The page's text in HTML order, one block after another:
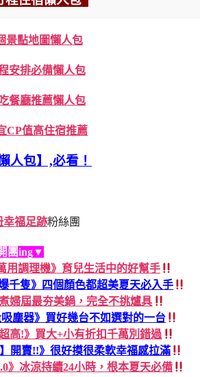
景點地圖懶人包
安排必備懶人包
餐廳推薦懶人包
CP值高住宿推薦
人包】,必看！
幸福足跡粉絲團
團ing▼
用調理機》育兒生活中的好幫手
千隻》四個顏色都超美夏天必入手
婦屆最夯美鍋，完全不挑爐具
塵器》買好幾台不如選對的一台
高!》買大+小有折扣千萬別錯過
開賣!!》很好摸很柔軟幸福感拉滿
》冰涼持續24小時，根本夏天必備